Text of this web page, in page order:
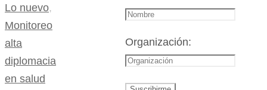
Lo nuevo,
Monitoreo
alta
diplomacia
en salud
Organización: